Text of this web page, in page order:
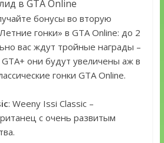
в GTA Online
бонусы во вторую
гонки» в GTA Online: до 2
вас ждут тройные награды –
они будут увеличены аж в
гонки GTA Online.
: Weeny Issi Classic –
с очень развитым